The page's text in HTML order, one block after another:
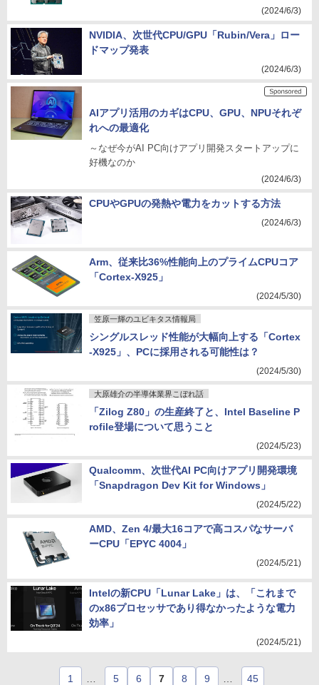
(2024/6/3)
NVIDIA、次世代CPU/GPU「Rubin/Vera」ロー
ドマップ発表
(2024/6/3)
AIアプリ活用のカギはCPU、GPU、NPUそれぞ
れへの最適化
～なぜ今がAI PC向けアプリ開発スタートアップに
好機なのか
(2024/6/3)
CPUやGPUの発熱や電力をカットする方法
(2024/6/3)
Arm、従来比36%性能向上のプライムCPUコア
「Cortex-X925」
(2024/5/30)
笠原一輝のユビキタス情報局
シングルスレッド性能が大幅向上する「Cortex
-X925」、PCに採用される可能性は？
(2024/5/30)
大原雄介の半導体業界こぼれ話
「Zilog Z80」の生産終了と、Intel Baseline P
rofile登場について思うこと
(2024/5/23)
Qualcomm、次世代AI PC向けアプリ開発環境
「Snapdragon Dev Kit for Windows」
(2024/5/22)
AMD、Zen 4/最大16コアで高コスパなサーバ
ーCPU「EPYC 4004」
(2024/5/21)
Intelの新CPU「Lunar Lake」は、「これまで
のx86プロセッサであり得なかったような電力
効率」
(2024/5/21)
1 5 6 7 8 9 45